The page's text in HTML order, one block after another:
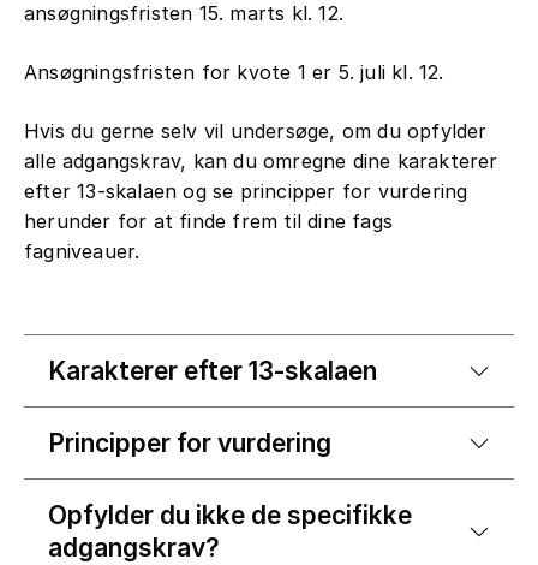
ansøgningsfristen 15. marts kl. 12.
Ansøgningsfristen for kvote 1 er 5. juli kl. 12.
Hvis du gerne selv vil undersøge, om du opfylder
alle adgangskrav, kan du omregne dine karakterer
efter 13-skalaen og se principper for vurdering
herunder for at finde frem til dine fags
fagniveauer.
Karakterer efter 13-skalaen
Principper for vurdering
Opfylder du ikke de specifikke
adgangskrav?